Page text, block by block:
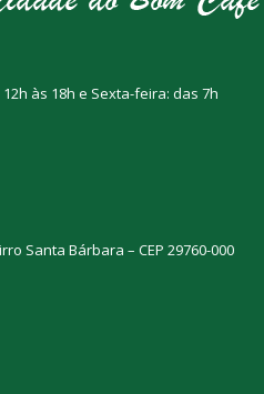
às 18h e Sexta-feira: das 7h
Santa Bárbara – CEP 29760-000